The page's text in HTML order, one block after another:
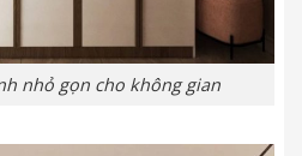
nhỏ gọn cho không gian